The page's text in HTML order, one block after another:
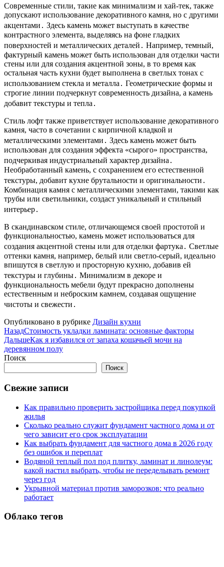
Современные стили, такие как минимализм и хай-тек, также
допускают использование декоративного камня, но с другими
акцентами․ Здесь камень может выступать в качестве
контрастного элемента, выделяясь на фоне гладких
поверхностей и металлических деталей․ Например, темный,
фактурный камень может быть использован для отделки части
стены или для создания акцентной зоны, в то время как
остальная часть кухни будет выполнена в светлых тонах с
использованием стекла и металла․ Геометрические формы и
строгие линии подчеркнут современность дизайна, а камень
добавит текстуры и тепла․
Стиль лофт также приветствует использование декоративного
камня, часто в сочетании с кирпичной кладкой и
металлическими элементами․ Здесь камень может быть
использован для создания эффекта «сырого» пространства,
подчеркивая индустриальный характер дизайна․
Необработанный камень, с сохранением его естественной
текстуры, добавит кухне брутальности и оригинальности․
Комбинация камня с металлическими элементами, такими как
трубы или светильники, создаст уникальный и стильный
интерьер․
В скандинавском стиле, отличающемся своей простотой и
функциональностью, камень может использоваться для
создания акцентной стены или для отделки фартука․ Светлые
оттенки камня, например, белый или светло-серый, идеально
впишутся в светлую и просторную кухню, добавив ей
текстуры и глубины․ Минимализм в декоре и
функциональность мебели будут прекрасно дополнены
естественным и неброским камнем, создавая ощущение
чистоты и свежести․
Опубликовано в рубрике Дизайн кухни
НазадСтоимость укладки ламината: основные факторы
ДальшеКак я избавился от запаха кошачьей мочи на
деревянном полу
Поиск
Поиск
Свежие записи
Как правильно проверить застройщика перед покупкой
жилья
Сколько реально служит фундамент частного дома и от
чего зависит его срок эксплуатации
Как выбрать фундамент для частного дома в 2026 году
без ошибок и переплат
Водяной теплый пол под плитку, ламинат и линолеум:
какой настил выбрать, чтобы не переделывать ремонт
через год
Укрывной материал против заморозков: что реально
работает
Облако тегов